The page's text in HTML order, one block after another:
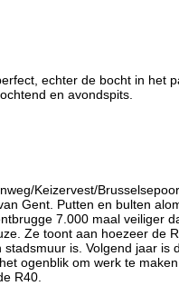
echter de bocht in het
en avondspits.
Keizervest/
Gent. Putten en bulten
7.000 maal veiliger
Ze toont aan hoezeer de
is. Volgend jaar is
ogenblik om werk te
R40.